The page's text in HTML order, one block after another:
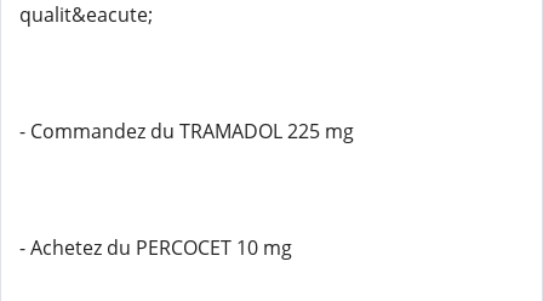
qualit&eacute;
- Commandez du TRAMADOL 225 mg
- Achetez du PERCOCET 10 mg